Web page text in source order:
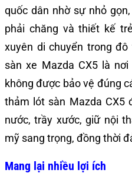
quốc dân nhờ sự nhỏ
phải chăng và thiết kế
xuyên di chuyển trong
sàn xe Mazda CX5 là
không được bảo vệ đúng
thảm lót sàn Mazda CX5
nước, trầy xước, giữ nội
mỹ sang trọng, đồng thời
Mang lại nhiều lợi ích